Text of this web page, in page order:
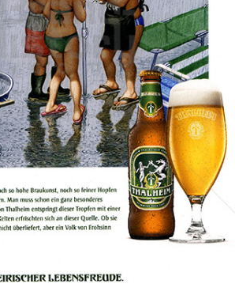
THALHEIMER HEILWASSER GMBH 2022